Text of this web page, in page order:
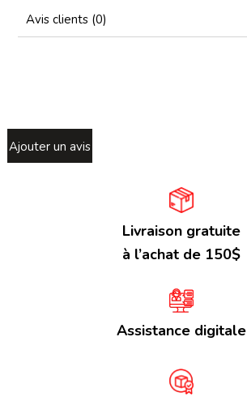
Avis clients (0)
Ajouter un avis
Livraison gratuite
à l’achat de 150$
Assistance digitale